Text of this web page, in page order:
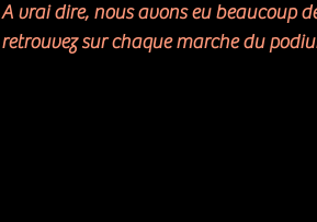
A vrai dire, nous avons eu beaucoup
retrouvez sur chaque marche du